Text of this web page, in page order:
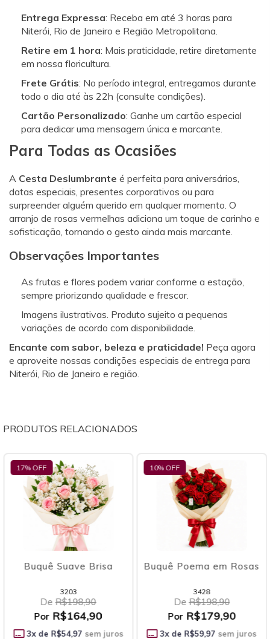
Entrega Expressa: Receba em até 3 horas para
Niterói, Rio de Janeiro e Região Metropolitana.
Retire em 1 hora: Mais praticidade, retire diretamente
em nossa floricultura.
Frete Grátis: No período integral, entregamos durante
todo o dia até às 22h (consulte condições).
Cartão Personalizado: Ganhe um cartão especial
para dedicar uma mensagem única e marcante.
Para Todas as Ocasiões
A Cesta Deslumbrante é perfeita para aniversários,
datas especiais, presentes corporativos ou para
surpreender alguém querido em qualquer momento. O
arranjo de rosas vermelhas adiciona um toque de carinho e
sofisticação, tornando o gesto ainda mais marcante.
Observações Importantes
As frutas e flores podem variar conforme a estação,
sempre priorizando qualidade e frescor.
Imagens ilustrativas. Produto sujeito a pequenas
variações de acordo com disponibilidade.
Encante com sabor, beleza e praticidade! Peça agora
e aproveite nossas condições especiais de entrega para
Niterói, Rio de Janeiro e região.
PRODUTOS RELACIONADOS
17% OFF
Buquê Suave Brisa
3203
De R$198,90
Por R$164,90
3x de R$54,97 sem juros
10% OFF
Buquê Poema em Rosas
3428
De R$198,90
Por R$179,90
3x de R$59,97 sem juros